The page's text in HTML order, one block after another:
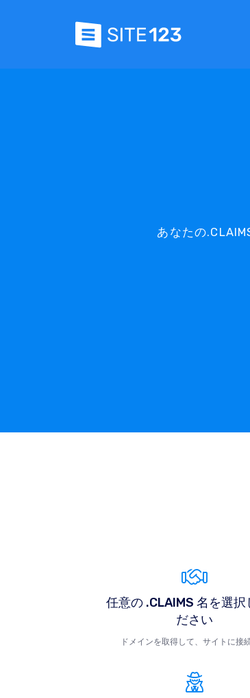
あなたの
任意の .CLAIMS 名を選択
ださい
ドメインを取得して、サイトに接